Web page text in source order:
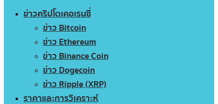
ข่าวคริปโตเคอเรนซี่
ข่าว Bitcoin
ข่าว Ethereum
ข่าว Binance Coin
ข่าว Dogecoin
ข่าว Ripple (XRP)
ราคาและการวิเคราะห์